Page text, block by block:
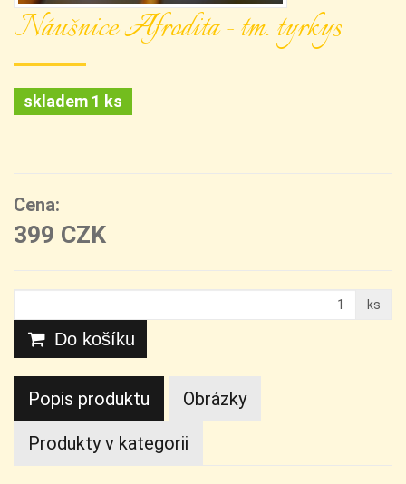
Náušnice Afrodita - tm. tyrkys
skladem 1 ks
Cena:
399 CZK
ks
Do košíku
Popis produktu Obrázky
Produkty v kategorii